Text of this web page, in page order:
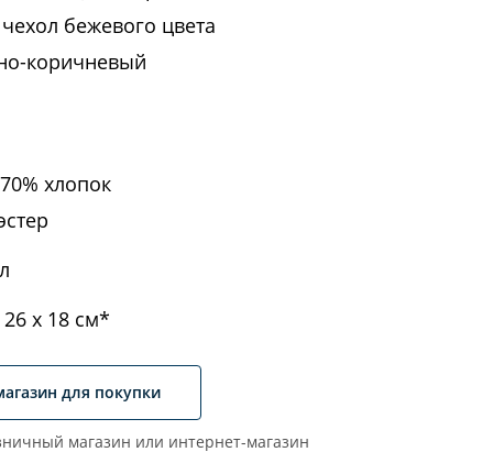
бежевого цвета
коричневый
хлопок
х 18 см*
для покупки
магазин или интернет-магазин